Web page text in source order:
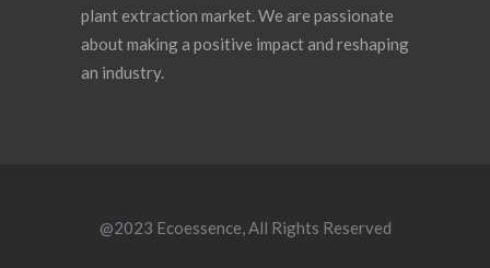
plant extraction market. We are passionate
about making a positive impact and reshaping
an industry.
@2023 Ecoessence, All Rights Reserved